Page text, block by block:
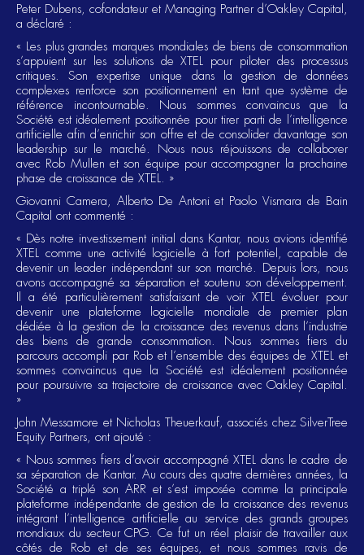
Peter Dubens, cofondateur et Managing Partner d’Oakley Capital,
a déclaré :
« Les plus grandes marques mondiales de biens de consommation
s’appuient sur les solutions de XTEL pour piloter des processus
critiques. Son expertise unique dans la gestion de données
complexes renforce son positionnement en tant que système de
référence incontournable. Nous sommes convaincus que la
Société est idéalement positionnée pour tirer parti de l’intelligence
artificielle afin d’enrichir son offre et de consolider davantage son
leadership sur le marché. Nous nous réjouissons de collaborer
avec Rob Mullen et son équipe pour accompagner la prochaine
phase de croissance de XTEL. »
Giovanni Camera, Alberto De Antoni et Paolo Vismara de Bain
Capital ont commenté :
« Dès notre investissement initial dans Kantar, nous avions identifié
XTEL comme une activité logicielle à fort potentiel, capable de
devenir un leader indépendant sur son marché. Depuis lors, nous
avons accompagné sa séparation et soutenu son développement.
Il a été particulièrement satisfaisant de voir XTEL évoluer pour
devenir une plateforme logicielle mondiale de premier plan
dédiée à la gestion de la croissance des revenus dans l’industrie
des biens de grande consommation. Nous sommes fiers du
parcours accompli par Rob et l’ensemble des équipes de XTEL et
sommes convaincus que la Société est idéalement positionnée
pour poursuivre sa trajectoire de croissance avec Oakley Capital.
»
John Messamore et Nicholas Theuerkauf, associés chez SilverTree
Equity Partners, ont ajouté :
« Nous sommes fiers d’avoir accompagné XTEL dans le cadre de
sa séparation de Kantar. Au cours des quatre dernières années, la
Société a triplé son ARR et s’est imposée comme la principale
plateforme indépendante de gestion de la croissance des revenus
intégrant l’intelligence artificielle au service des grands groupes
mondiaux du secteur CPG. Ce fut un réel plaisir de travailler aux
côtés de Rob et de ses équipes, et nous sommes ravis de